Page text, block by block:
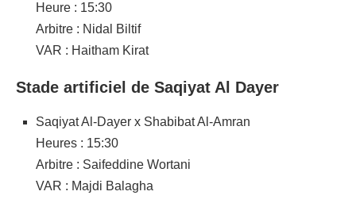
Heure : 15:30
Arbitre : Nidal Biltif
VAR : Haitham Kirat
Stade artificiel de Saqiyat Al Dayer
Saqiyat Al-Dayer x Shabibat Al-Amran
Heures : 15:30
Arbitre : Saifeddine Wortani
VAR : Majdi Balagha